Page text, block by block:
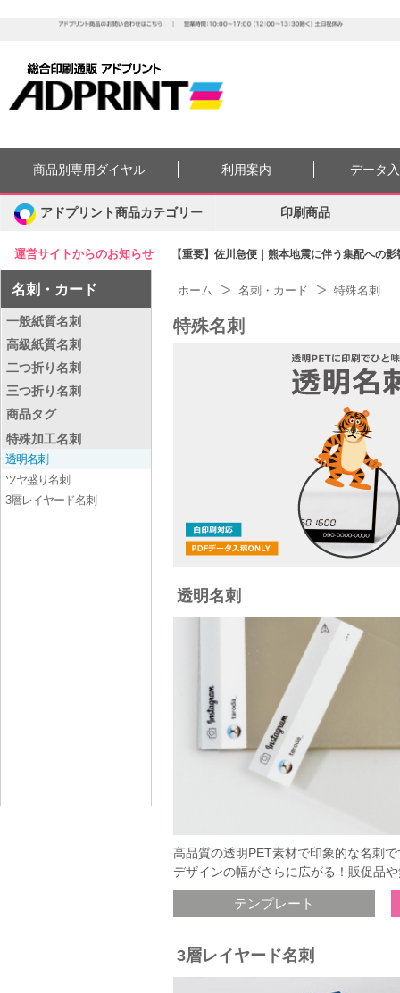
運営サイトからのお知らせ 【重要】佐川急便｜熊本地震に伴う集配への
商品別専用ダイヤル 利用案内 データ
アドプリント商品カテゴリー 印刷商品
名刺・カード
一般紙質名刺
高級紙質名刺
二つ折り名刺
三つ折り名刺
商品タグ
特殊加工名刺
透明名刺
ツヤ盛り名刺
3層レイヤード名刺
ホーム 名刺・カード 特殊名刺
特殊名刺
透明名刺
高品質の透明PET素材で印象的な名刺
デザインの幅がさらに広がる！販促品
テンプレート
3層レイヤード名刺